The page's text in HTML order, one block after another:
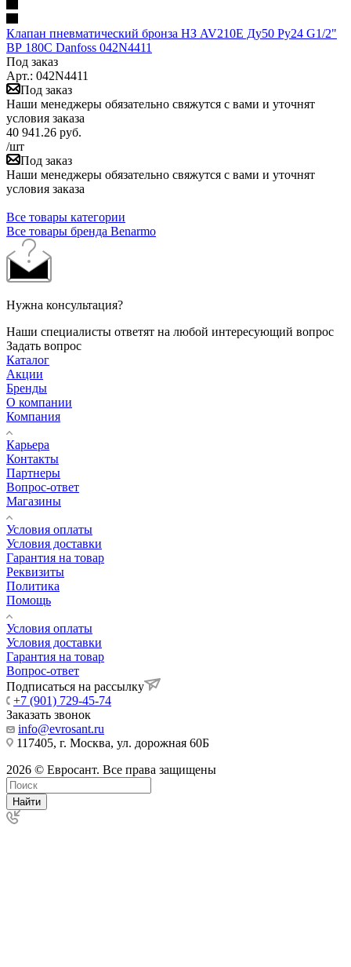
Клапан пневматический бронза НЗ AV210E Ду50 Ру24 G1/2"
ВР 180С Danfoss 042N4411
Под заказ
Арт.: 042N4411
Под заказ
Наши менеджеры обязательно свяжутся с вами и уточнят
условия заказа
40 941.26 руб.
/шт
Под заказ
Наши менеджеры обязательно свяжутся с вами и уточнят
условия заказа
Все товары категории
Все товары бренда Benarmo
Нужна консультация?
Наши специалисты ответят на любой интересующий вопрос
Задать вопрос
Каталог
Акции
Бренды
О компании
Компания
Карьера
Контакты
Партнеры
Вопрос-ответ
Магазины
Условия оплаты
Условия доставки
Гарантия на товар
Реквизиты
Политика
Помощь
Условия оплаты
Условия доставки
Гарантия на товар
Вопрос-ответ
Подписаться на рассылку
+7 (901) 729-45-74
Заказать звонок
info@evrosant.ru
117405, г. Москва, ул. дорожная 60Б
2026 © Евросант. Все права защищены
Найти